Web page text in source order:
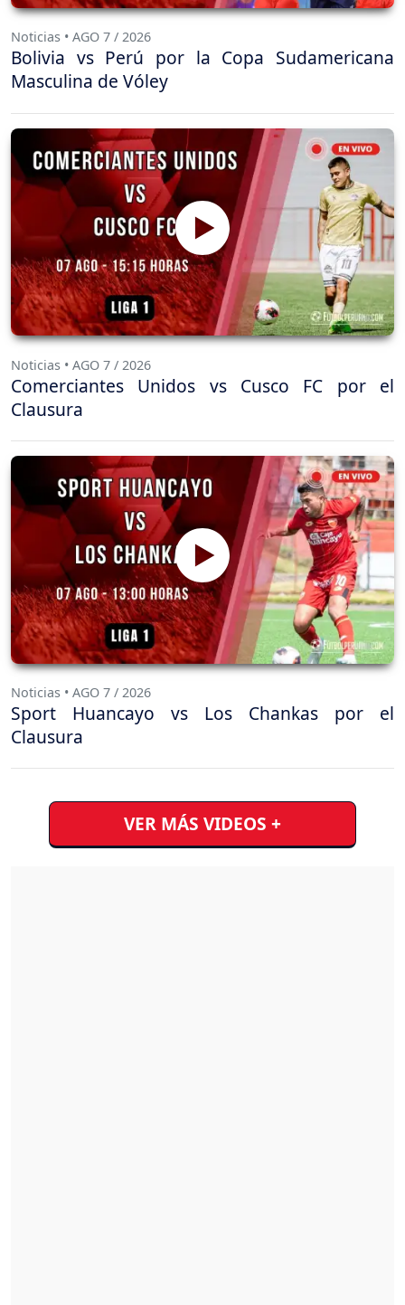
Noticias • AGO 7 / 2026
Bolivia vs Perú por la Copa Sudamericana
Masculina de Vóley
Noticias • AGO 7 / 2026
Comerciantes Unidos vs Cusco FC por el
Clausura
Noticias • AGO 7 / 2026
Sport Huancayo vs Los Chankas por el
Clausura
VER MÁS VIDEOS +